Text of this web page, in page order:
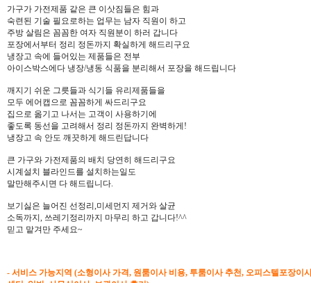
가구가 가전제품 같은 큰 이삿짐들은 힘과
숙련된 기술 필요로하는 업무는 남자 직원이 하고
주방 살림은 꼼꼼한 여자 직원분이 하러 갑니다
포장에서부터 정리 정돈까지 확실하게 해드리구요
냉장고 속에 들어있는 제품들은 전부
아이스박스에다 냉장/냉동 식품을 분리해서 포장을 해드립니다
깨지기 쉬운 그릇들과 식기들 유리제품들을
모두 에어캡으로 꼼꼼하게 싸드리구요
집으로 옮기고 나서는 고객이 사용하기에
좋도록 동선을 고려해서 정리 정돈까지 완벽하게!
냉장고 속 안도 깨끗하게 해드린답니다
큰 가구와 가전제품의 배치 당연히 해드리구요
시계설치 블라인드를 설치하는일도
말만해주시면 다 해드립니다.
보기싫은 늘어진 선정리,미세먼지 제거와 살균
소독까지, 쓰레기정리까지 마무리 하고 갑니다!^^
믿고 맡겨만 주세요~
- 서비스 가능지역 (소형이사 가격, 원룸이사 비용, 투룸이사 추천, 오피스텔포장이